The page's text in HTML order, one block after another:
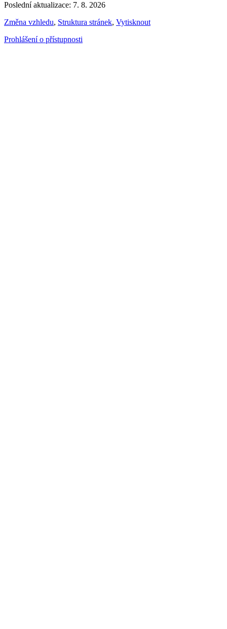
Poslední aktualizace: 7. 8. 2026
Změna vzhledu, Struktura stránek, Vytisknout
Prohlášení o přístupnosti